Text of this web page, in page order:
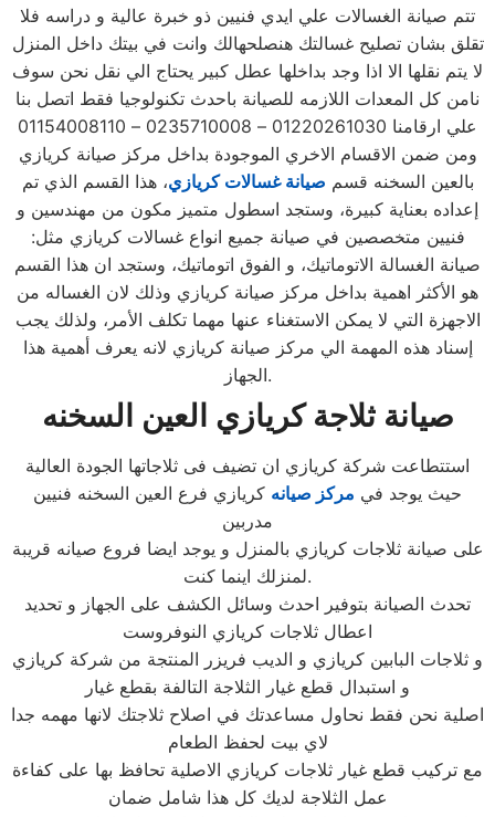
تتم صيانة الغسالات علي ايدي فنيين ذو خبرة عالية و دراسه فلا
تقلق بشان تصليح غسالتك هنصلحهالك وانت في بيتك داخل المنزل
لا يتم نقلها الا اذا وجد بداخلها عطل كبير يحتاج الي نقل نحن سوف
نامن كل المعدات اللازمه للصيانة باحدث تكنولوجيا فقط اتصل بنا
علي ارقامنا 01220261030 – 0235710008 – 01154008110
ومن ضمن الاقسام الاخري الموجودة بداخل مركز صيانة كريازي
بالعين السخنه قسم صيانة غسالات كريازي، هذا القسم الذي تم
إعداده بعناية كبيرة، وستجد اسطول متميز مكون من مهندسين و
فنيين متخصصين في صيانة جميع انواع غسالات كريازي مثل:
صيانة الغسالة الاتوماتيك، و الفوق اتوماتيك، وستجد ان هذا القسم
هو الأكثر اهمية بداخل مركز صيانة كريازي وذلك لان الغساله من
الاجهزة التي لا يمكن الاستغناء عنها مهما تكلف الأمر، ولذلك يجب
إسناد هذه المهمة الي مركز صيانة كريازي لانه يعرف أهمية هذا
الجهاز.
صيانة ثلاجة كريازي العين السخنه
استتطاعت شركة كريازي ان تضيف فى ثلاجاتها الجودة العالية
حيث يوجد في مركز صيانه كريازي فرع العين السخنه فنيين
مدربين
على صيانة ثلاجات كريازي بالمنزل و يوجد ايضا فروع صيانه قريبة
لمنزلك اينما كنت.
تحدث الصيانة بتوفير احدث وسائل الكشف على الجهاز و تحديد
اعطال ثلاجات كريازي النوفروست
و ثلاجات البابين كريازي و الديب فريزر المنتجة من شركة كريازي
و استبدال قطع غيار الثلاجة التالفة بقطع غيار
اصلية نحن فقط نحاول مساعدتك في اصلاح ثلاجتك لانها مهمه جدا
لاي بيت لحفظ الطعام
مع تركيب قطع غيار ثلاجات كريازي الاصلية تحافظ بها على كفاءة
عمل الثلاجة لديك كل هذا شامل ضمان